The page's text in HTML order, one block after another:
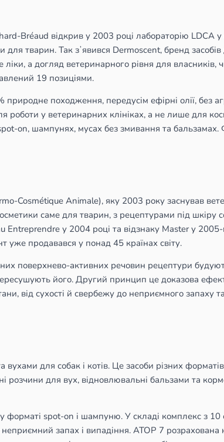
Bréaud відкрив у 2003 році лабораторію LDCA
тварин. Так зʼявився Dermoscent, бренд
а догляд ветеринарного рівня для власників,
19 позиціями.
походження, передусім ефірні олії, без
роботи у ветеринарних клініках, а не лише для
on, шампунях, мусах без змивання та бальзамах.
Cosmétique Animale), яку 2003 року заснував
саме для тварин, з рецептурами під шкіру
у 2004 році та відзнаку Master у
уже продавався у понад 45 країнах світу.
поверхнево-активних речовин рецептури
його. Другий принцип це доказова
від сухості й свербежу до неприємного запаху
для собак і котів. Це засоби різних форматів
для вух, відновлювальні бальзами та
spot-on і шампуню. У складі комплекс з
запах і випадіння. ATOP 7 розрахована